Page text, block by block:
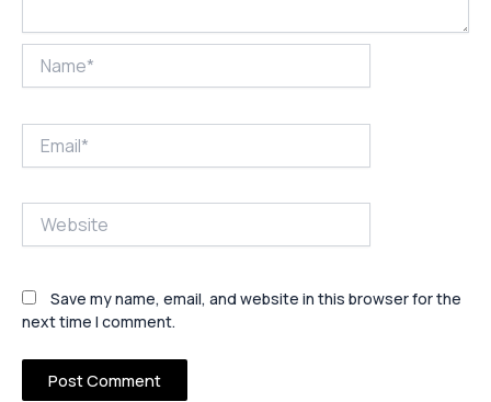
Save my name, email, and website in this browser for the
next time I comment.